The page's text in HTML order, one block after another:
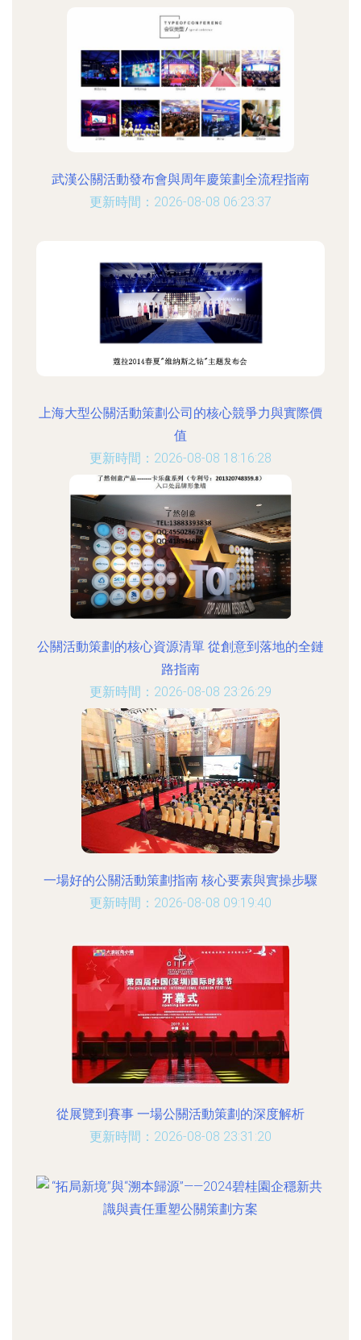
武漢公關活動發布會與周年慶策劃全流程指南
更新時間：2026-08-08 06:23:37
上海大型公關活動策劃公司的核心競爭力與實際價
值
更新時間：2026-08-08 18:16:28
公關活動策劃的核心資源清單 從創意到落地的全鏈
路指南
更新時間：2026-08-08 23:26:29
一場好的公關活動策劃指南 核心要素與實操步驟
更新時間：2026-08-08 09:19:40
從展覽到賽事 一場公關活動策劃的深度解析
更新時間：2026-08-08 23:31:20